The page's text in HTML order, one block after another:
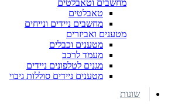
מחשבים וטאבלטים
טאבלטים
מחשבים ניידים ונייחים
מטענים ואביזרים
מטענים וכבלים
מעמד לרכב
מגנים לטלפונים ניידים
מטענים ניידים סוללות גיבוי
שונות